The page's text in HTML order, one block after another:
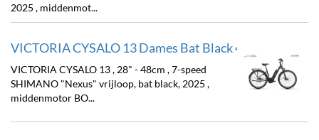
2025 , middenmot...
VICTORIA CYSALO 13 Dames Bat Black 48cm 2025
VICTORIA CYSALO 13 , 28" - 48cm , 7-speed
SHIMANO "Nexus" vrijloop, bat black, 2025 ,
middenmotor BO...